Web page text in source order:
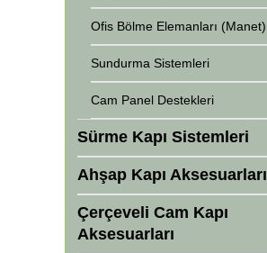
Ofis Bölme Elemanları (Manet)
Sundurma Sistemleri
Cam Panel Destekleri
Sürme Kapı Sistemleri
Ahşap Kapı Aksesuarları
Çerçeveli Cam Kapı
Aksesuarları